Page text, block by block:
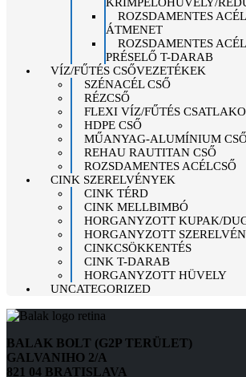
ROZSDAMENTES
ÁTMENET
ROZSDAMENTES
PRÉSELŐ T-DARAB
VÍZ/FŰTÉS CSŐVEZETÉKEK
SZÉNACÉL CSŐ
RÉZCSŐ
FLEXI VÍZ/FŰTÉS
HDPE CSŐ
MŰANYAG-ALUMÍNIUM
REHAU RAUTITAN CSŐ
ROZSDAMENTES ACÉLCSŐ
CINK SZERELVÉNYEK
CINK TÉRD
CINK MELLBIMBÓ
HORGANYZOTT KUPAK/
HORGANYZOTT
CINKCSÖKKENTÉS
CINK T-DARAB
HORGANYZOTT HÜVELY
UNCATEGORIZED
BALAK BOLT (G2P TERÜLET)
GALVANIHO 2/A
821 04 BRATISLAVA